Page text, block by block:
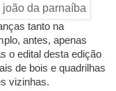
tanto na
antes, apenas
o edital desta edição
de bois e quadrilhas
vizinhas.